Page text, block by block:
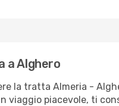
a Alghero
la tratta Almeria -
viaggio piacevole, ti